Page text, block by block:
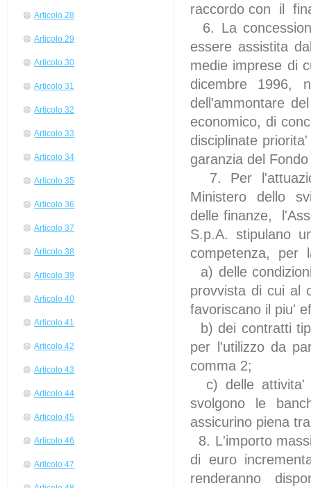
Articolo 28
Articolo 29
Articolo 30
Articolo 31
Articolo 32
Articolo 33
Articolo 34
Articolo 35
Articolo 36
Articolo 37
Articolo 38
Articolo 39
Articolo 40
Articolo 41
Articolo 42
Articolo 43
Articolo 44
Articolo 45
Articolo 46
Articolo 47
raccordo con il
6. La
essere assistita
medie imprese di
dicembre 1996,
dell'ammontare
economico, di
disciplinate
garanzia del
7. Per
Ministero dello
delle finanze,
S.p.A. stipulano
competenza, per
a) delle
provvista di cui
favoriscano il piu'
b) dei contratti
per l'utilizzo da
comma 2;
c) delle attivita'
svolgono le
assicurino piena
8. L'importo
di euro
renderanno